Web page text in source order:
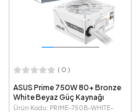
( 0 )
ASUS Prime 750W 80+ Bronze
White Beyaz Güç Kaynağı
Ürün Kodu: PRIME-750B-WHITE-